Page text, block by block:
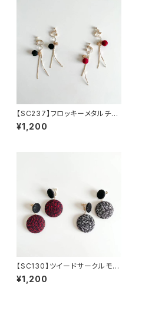
会 ドレス ガーリー フェミニ
ン カジュアル アイボリー
ファッション雑貨 おしゃれ シ
ーズンレス ギフト
【SC237】フロッキーメタルチェ
ーンウェーブイヤリング【送料無
料】フロッキー玉 秋冬イヤリン
¥1,200
【SC130】ツイードサークルモチ
ーフイヤリング【送料無料】秋冬
アクセ サークルイヤリング
¥1,200